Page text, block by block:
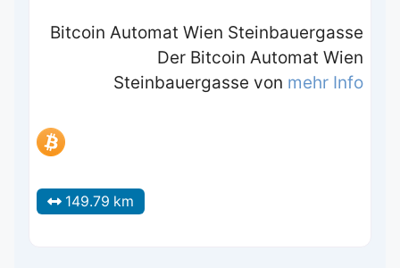
Bitcoin Automat Wien Steinbauergasse
Der Bitcoin Automat Wien
Steinbauergasse von mehr Info
149.79 km